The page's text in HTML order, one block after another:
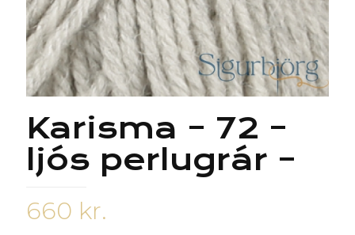
Karisma – 72 –
ljós perlugrár –
660 kr.